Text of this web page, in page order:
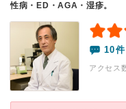
性病・ED・AGA・湿疹。
10件
アクセス